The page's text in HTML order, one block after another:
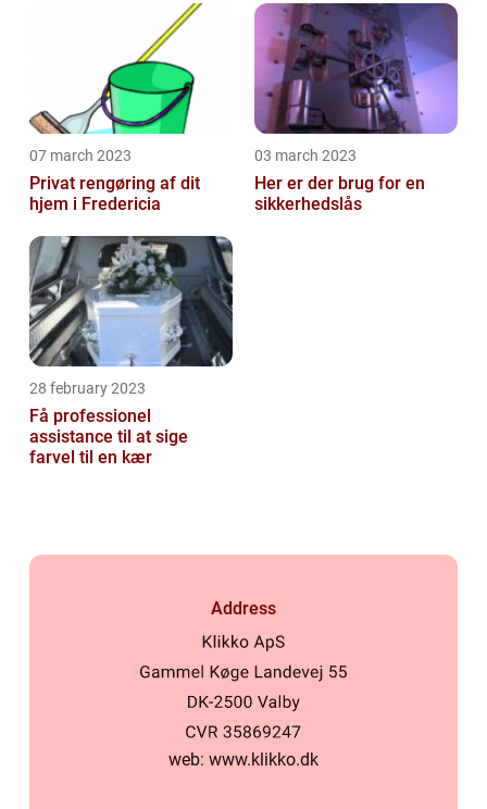
07 march 2023
Privat rengøring af dit
hjem i Fredericia
03 march 2023
Her er der brug for en
sikkerhedslås
28 february 2023
Få professionel
assistance til at sige
farvel til en kær
Address
web: www.klikko.dk